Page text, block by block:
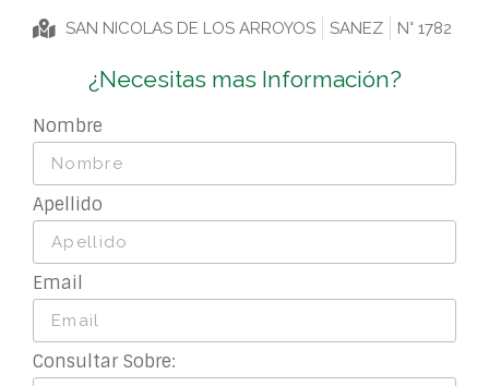
SAN NICOLAS DE LOS ARROYOS SANEZ N° 1782
¿Necesitas mas Información?
Nombre
Apellido
Email
Consultar Sobre: